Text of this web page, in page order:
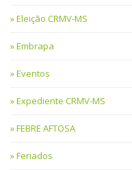
Eleição CRMV-MS
Embrapa
Eventos
Expediente CRMV-MS
FEBRE AFTOSA
Feriados